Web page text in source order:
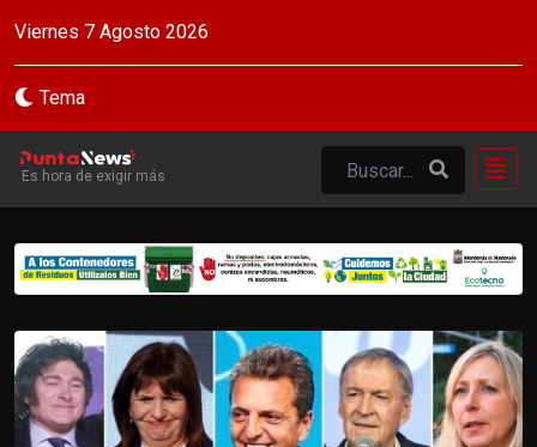
Viernes 7 Agosto 2026
Tema
Es hora de exigir más